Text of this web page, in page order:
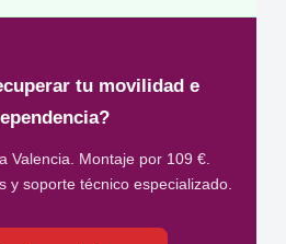
tu movilidad e
a Valencia. Montaje por 109 €.
y soporte técnico especializado.